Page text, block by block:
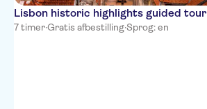
Lisbon historic highlights guided tour
7 timer·Gratis afbestilling·Sprog: en